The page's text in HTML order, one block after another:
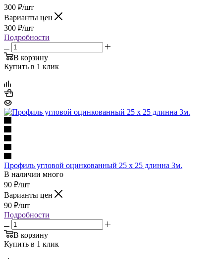
300 ₽/шт
Варианты цен
300 ₽/шт
Подробности
В корзину
Купить в 1 клик
Профиль угловой оцинкованный 25 x 25 длинна 3м.
В наличии много
90 ₽/шт
Варианты цен
90 ₽/шт
Подробности
В корзину
Купить в 1 клик